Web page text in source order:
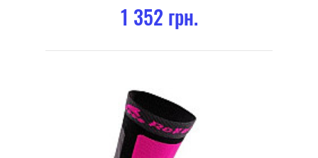
1 352 грн.